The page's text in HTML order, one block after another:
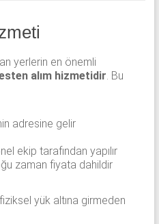
yerlerin en önemli
alım hizmetidir . Bu
adresine gelir
ekip tarafından yapılır
zaman fiyata dahildir
yük altına girmeden